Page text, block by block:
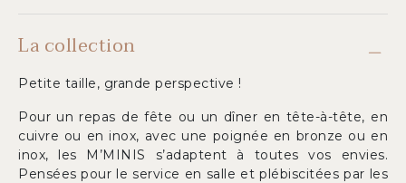
La collection
Petite taille, grande perspective !
Pour un repas de fête ou un dîner en tête-à-tête, en
cuivre ou en inox, avec une poignée en bronze ou en
inox, les M’MINIS s’adaptent à toutes vos envies.
Pensées pour le service en salle et plébiscitées par les